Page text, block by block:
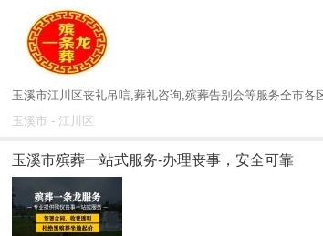
玉溪市江川区丧礼吊唁,葬礼咨询,殡葬告别会等服务全市
玉溪市 - 江川区
玉溪市殡葬一站式服务-办理丧事，安全可靠